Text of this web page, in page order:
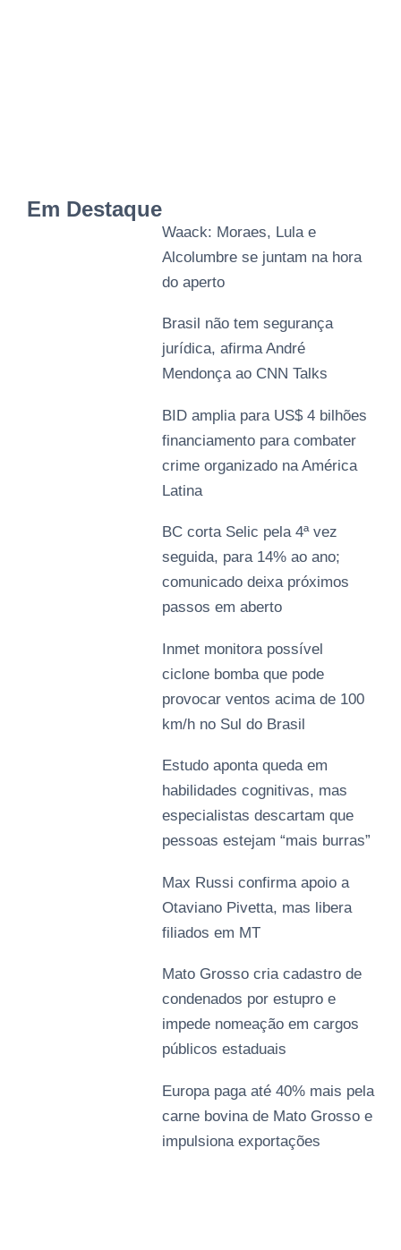
Em Destaque
Waack: Moraes, Lula e
Alcolumbre se juntam na hora
do aperto
Brasil não tem segurança
jurídica, afirma André
Mendonça ao CNN Talks
BID amplia para US$ 4 bilhões
financiamento para combater
crime organizado na América
Latina
BC corta Selic pela 4ª vez
seguida, para 14% ao ano;
comunicado deixa próximos
passos em aberto
Inmet monitora possível
ciclone bomba que pode
provocar ventos acima de 100
km/h no Sul do Brasil
Estudo aponta queda em
habilidades cognitivas, mas
especialistas descartam que
pessoas estejam “mais burras”
Max Russi confirma apoio a
Otaviano Pivetta, mas libera
filiados em MT
Mato Grosso cria cadastro de
condenados por estupro e
impede nomeação em cargos
públicos estaduais
Europa paga até 40% mais pela
carne bovina de Mato Grosso e
impulsiona exportações